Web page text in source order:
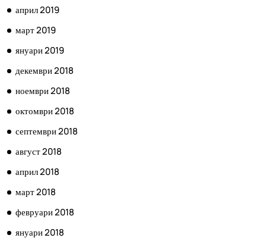
април 2019
март 2019
януари 2019
декември 2018
ноември 2018
октомври 2018
септември 2018
август 2018
април 2018
март 2018
февруари 2018
януари 2018